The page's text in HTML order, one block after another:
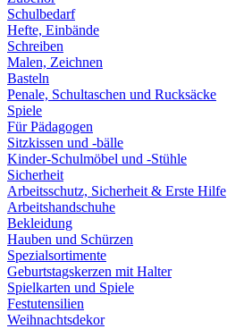
Schulbedarf
Hefte, Einbände
Schreiben
Malen, Zeichnen
Basteln
Penale, Schultaschen und Rucksäcke
Spiele
Für Pädagogen
Sitzkissen und -bälle
Kinder-Schulmöbel und -Stühle
Sicherheit
Arbeitsschutz, Sicherheit & Erste Hilfe
Arbeitshandschuhe
Bekleidung
Hauben und Schürzen
Spezialsortimente
Geburtstagskerzen mit Halter
Spielkarten und Spiele
Festutensilien
Weihnachtsdekor